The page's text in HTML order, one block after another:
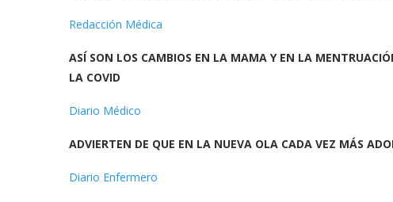
Redacción Médica
ASÍ SON LOS CAMBIOS EN LA MAMA Y EN LA
LA COVID
Diario Médico
ADVIERTEN DE QUE EN LA NUEVA OLA CADA VEZ MÁS
Diario Enfermero